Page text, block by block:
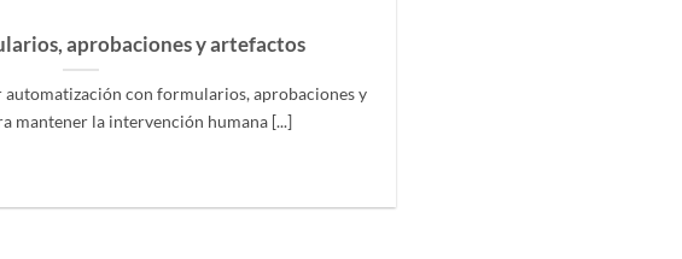
aprobaciones y artefactos
automatización con formularios, aprobaciones y
mantener la intervención humana [...]